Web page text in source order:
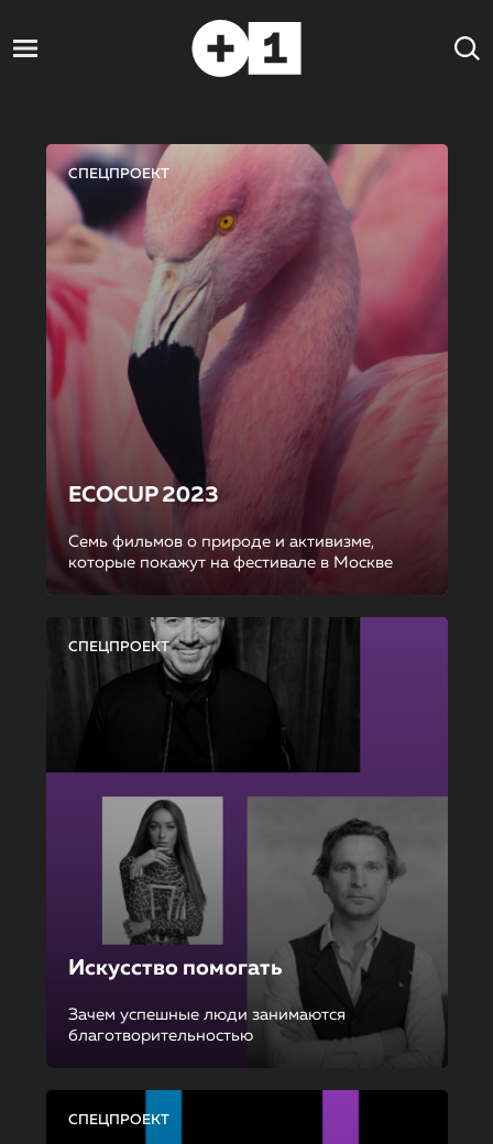
СПЕЦПРОЕКТ
ECOCUP 2023
Семь фильмов о природе и активизме,
которые покажут на фестивале в Москве
СПЕЦПРОЕКТ
Искусство помогать
Зачем успешные люди занимаются
благотворительностью
СПЕЦПРОЕКТ